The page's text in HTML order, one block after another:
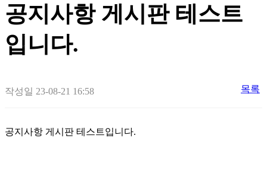
공지사항 게시판 테스트
입니다.
작성일 23-08-21 16:58 목록
공지사항 게시판 테스트입니다.